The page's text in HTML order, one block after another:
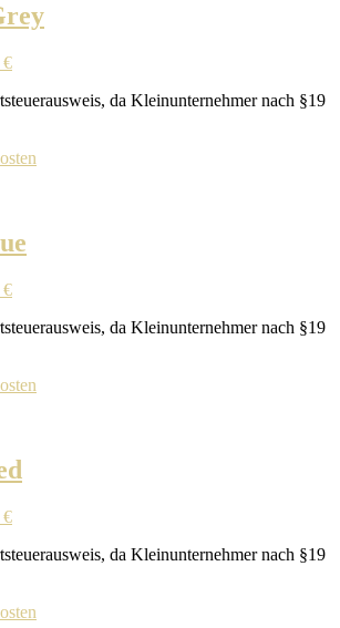
€
da Kleinunternehmer nach §19
€
da Kleinunternehmer nach §19
€
da Kleinunternehmer nach §19